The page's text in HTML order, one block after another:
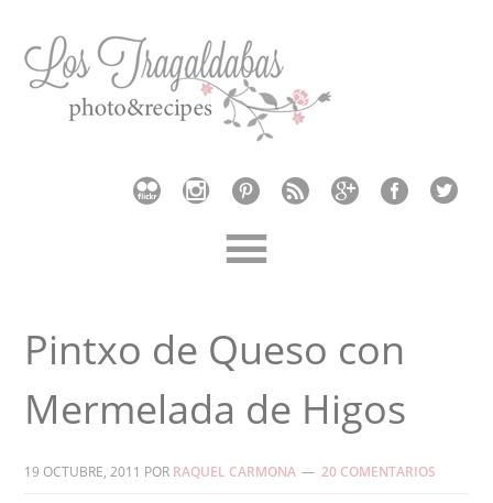
Pintxo de Queso con
Mermelada de Higos
19 OCTUBRE, 2011 POR RAQUEL CARMONA 20 COMENTARIOS